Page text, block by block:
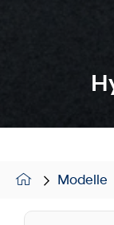
Modelle